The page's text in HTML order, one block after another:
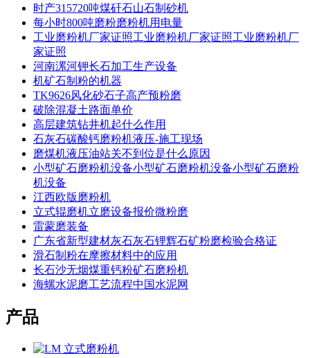
时产315720吨煤矸石山石制砂机
每小时800吨磨粉磨粉机用电量
工业磨粉机厂家证照工业磨粉机厂家证照工业磨粉机厂
家证照
河南漯河钾长石加工生产设备
机矿石制粉的机器
TK9626风化砂石子高产预粉磨
破除混凝土路面单价
高层建筑钻井机起什么作用
石灰石碳酸钙磨粉机液压-施工现场
磨煤机液压油站关不到位是什么原因
小型矿石磨粉机没备小型矿石磨粉机没备小型矿石磨粉
机没备
江西欧版磨粉机
立式辊磨机立磨设备报价微粉磨
雷蒙磨装备
广东省新型建材灰石灰石锂辉石矿粉磨检验合格证
滑石制粉在摩擦材料中的应用
长石沙无烟煤重钙粉矿石磨粉机
海螺水泥磨工艺流程中国水泥网
产品